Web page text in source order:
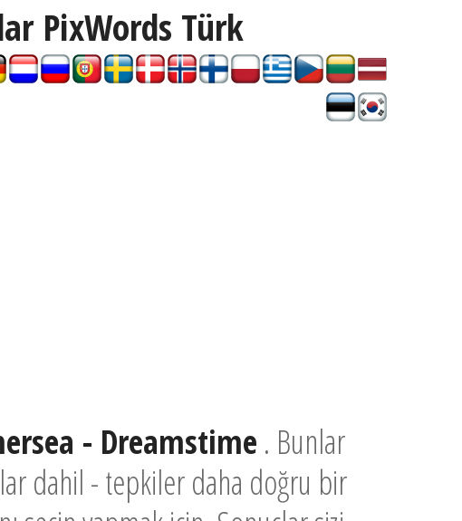
PixWords Türk
- Dreamstime . Bunlar
dahil - tepkiler daha doğru bir